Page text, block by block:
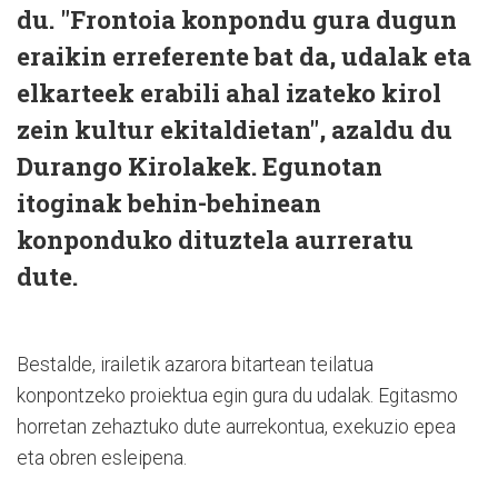
du. "Frontoia konpondu gura dugun
eraikin erreferente bat da, udalak eta
elkarteek erabili ahal izateko kirol
zein kultur ekitaldietan", azaldu du
Durango Kirolakek. Egunotan
itoginak behin-behinean
konponduko dituztela aurreratu
dute.
Bestalde, irailetik azarora bitartean teilatua
konpontzeko proiektua egin gura du udalak. Egitasmo
horretan zehaztuko dute aurrekontua, exekuzio epea
eta obren esleipena.